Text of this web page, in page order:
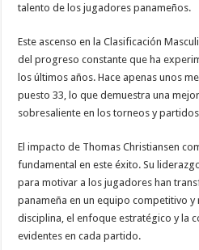
talento de los jugadores panameños.
Este ascenso en la Clasificación
del progreso constante que ha
los últimos años. Hace apenas unos
puesto 33, lo que demuestra una
sobresaliente en los torneos y
El impacto de Thomas Christiansen
fundamental en este éxito. Su
para motivar a los jugadores han
panameña en un equipo competitivo y
disciplina, el enfoque estratégico y la
evidentes en cada partido.